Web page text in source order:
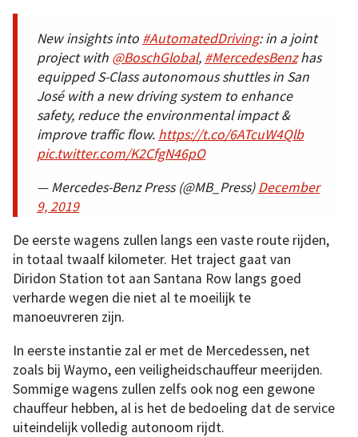
New insights into #AutomatedDriving: in a joint
project with @BoschGlobal, #MercedesBenzhas
equipped S-Class autonomous shuttles in San
José with a new driving system to enhance
safety, reduce the environmental impact &
improve traffic flow. https://t.co/6ATcuW4Qlb
pic.twitter.com/K2CfgN46pO
— Mercedes-Benz Press (@MB_Press)December
9, 2019
De eerste wagens zullen langs een vaste route rijden,
in totaal twaalf kilometer. Het traject gaat van
Diridon Station tot aan Santana Row langs goed
verharde wegen die niet al te moeilijk te
manoeuvreren zijn.
In eerste instantie zal er met de Mercedessen, net
zoals bij Waymo, een veiligheidschauffeur meerijden.
Sommige wagens zullen zelfs ook nog een gewone
chauffeur hebben, al is het de bedoeling dat de service
uiteindelijk volledig autonoom rijdt.